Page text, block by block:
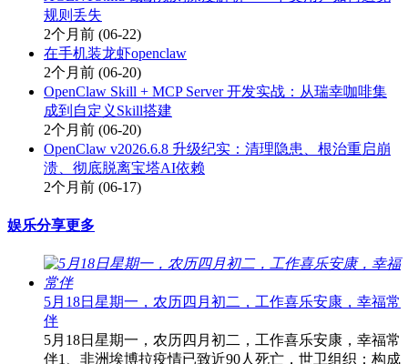
规则丢失
2个月前 (06-22)
在手机装龙虾openclaw
2个月前 (06-20)
OpenClaw Skill + MCP Server 开发实战：从瑞幸咖啡集
成到自定义Skill搭建
2个月前 (06-20)
OpenClaw v2026.6.8 升级纪实：清理隐患、根治重启崩
溃、彻底脱离宝塔AI依赖
2个月前 (06-17)
娱乐分享更多
5月18日星期一，农历四月初二，工作喜乐安康，幸福常
伴
5月18日星期一，农历四月初二，工作喜乐安康，幸福常
伴1、非洲埃博拉疫情已致近90人死亡，世卫组织：构成